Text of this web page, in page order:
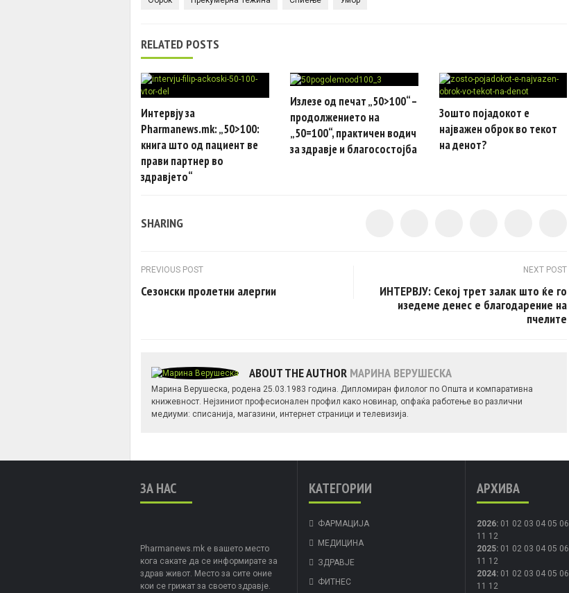
RELATED POSTS
Интервју за
Pharmanews.mk: „50>100:
книга што од пациент ве
прави партнер во
здравјето“
Излезе од печат „50>100“ –
продолжението на
„50=100“, практичен водич
за здравје и благосостојба
Зошто појадокот е
најважен оброк во текот
на денот?
SHARING
Post navigation
PREVIOUS POST
Сезонски пролетни алергии
NEXT POST
ИНТЕРВЈУ: Секој трет залак што ќе го
изедеме денес е благодарение на
пчелите
ABOUT THE AUTHOR МАРИНА ВЕРУШЕСКА
Марина Верушеска, родена 25.03.1983 година. Дипломиран филолог по Општа и компаративна
книжевност. Нејзиниот професионален профил како новинар, опфаќа работење во различни
медиуми: списанија, магазини, интернет страници и телевизија.
ЗА НАС
Pharmanews.mk е вашето место
кога сакате да се информирате за
здрав живот. Место за сите оние
кои се грижат за своето здравје.
КАТЕГОРИИ
ФАРМАЦИЈА
МЕДИЦИНА
ЗДРАВЈЕ
ФИТНЕС
АРХИВА
2026: 01 02 03 04 05 06
11 12
2025: 01 02 03 04 05 06
11 12
2024: 01 02 03 04 05 06
11 12